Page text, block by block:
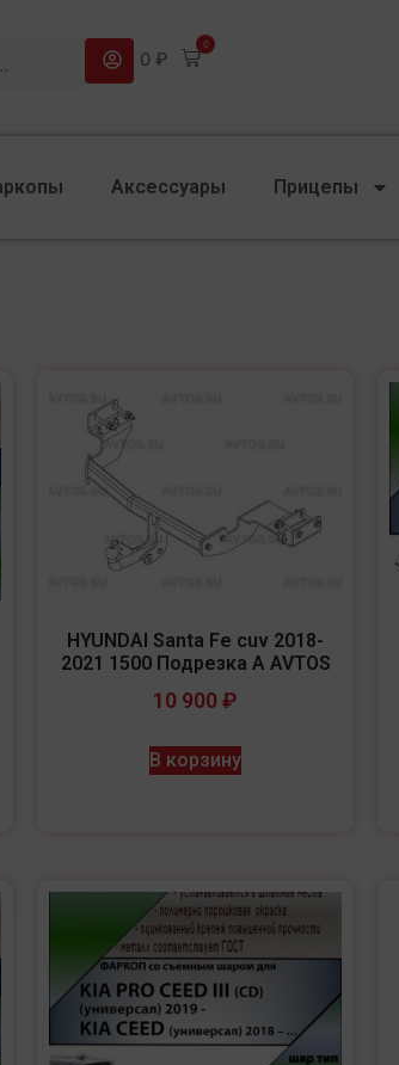
0 ₽
0
Аксессуары Прицепы
HYUNDAI Santa Fe cuv 2018-
2021 1500 Подрезка A AVTOS
10 900 ₽
В корзину